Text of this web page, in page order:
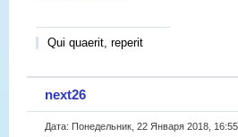
Qui quaerit, reperit
next26
Дата: Понедельник, 22 Января 2018,